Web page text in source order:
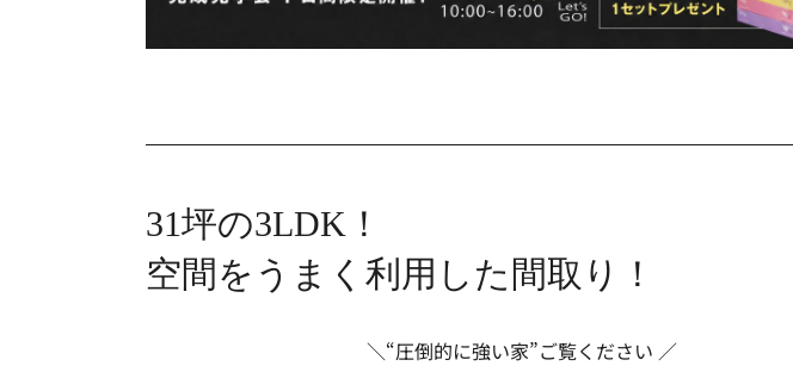
31坪の3LDK！
空間をうまく利用した間取り！
＼“圧倒的に強い家”ご覧ください ／